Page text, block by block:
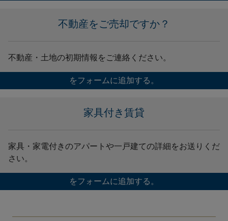
不動産をご売却ですか？
不動産・土地の初期情報をご連絡ください。
をフォームに追加する。
家具付き賃貸
家具・家電付きのアパートや一戸建ての詳細をお送りくだ
さい。
をフォームに追加する。